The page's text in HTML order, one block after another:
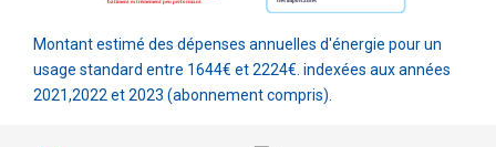
Montant estimé des dépenses annuelles d'énergie pour un
usage standard entre 1644€ et 2224€. indexées aux années
2021,2022 et 2023 (abonnement compris).